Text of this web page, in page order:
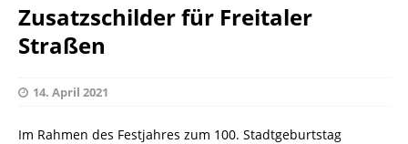
Zusatzschilder für Freitaler
Straßen
14. April 2021
Im Rahmen des Festjahres zum 100. Stadtgeburtstag